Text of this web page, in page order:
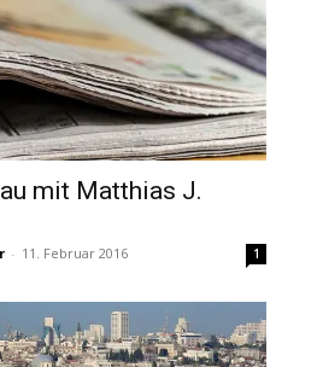
mit Matthias J.
- 11. Februar 2016 1